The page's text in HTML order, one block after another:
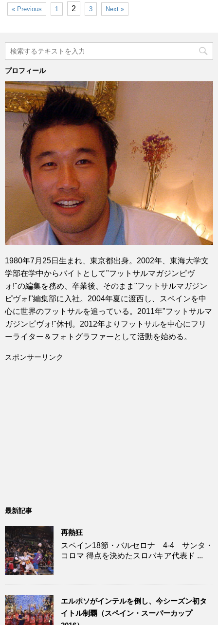
« Previous 1 2 3 Next »
プロフィール
1980年7月25日生まれ、東京都出身。2002年、東海大学文
学部在学中からバイトとして"フットサルマガジンピヴ
ォ!"の編集を務め、卒業後、そのまま"フットサルマガジン
ピヴォ!"編集部に入社。2004年夏に渡西し、スペインを中
心に世界のフットサルを追っている。2011年"フットサルマ
ガジンピヴォ!"休刊。2012年よりフットサルを中心にフリ
ーライター＆フォトグラファーとして活動を始める。
スポンサーリンク
最新記事
再熱狂
スペイン18節・バルセロナ 4-4 サンタ・
コロマ 得点を決めたスロバキア代表ド ...
エルポソがインテルを倒し、今シーズン初タ
イトル制覇（スペイン・スーパーカップ